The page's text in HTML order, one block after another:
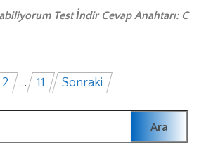
Test İndir Cevap Anahtarı: C
2 … 11 Sonraki